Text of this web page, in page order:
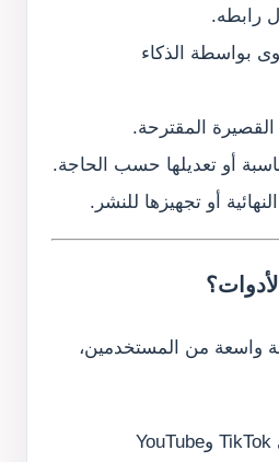
رابطه.
بواسطة الذكاء
المقترحة.
أو تعديلها حسب الحاجة.
أو تجهيزها للنشر.
واسعة من المستخدمين،
صناع المحتوى على TikTok وYouTube